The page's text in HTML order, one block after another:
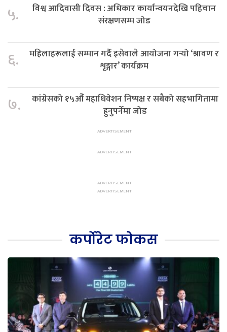
५.
विश्व आदिवासी दिवस : अधिकार कार्यान्वयनदेखि पहिचान
संरक्षणसम्म जोड
६.
महिलाहरूलाई सम्मान गर्दै इसेवाले आयोजना गर्‍यो ‘श्रावण र
शृङ्गार’ कार्यक्रम
७.
कांग्रेसको १५औँ महाधिवेशन निष्पक्ष र सबैको सहभागितामा
हुनुपर्नेमा जोड
कर्पोरेट फोकस